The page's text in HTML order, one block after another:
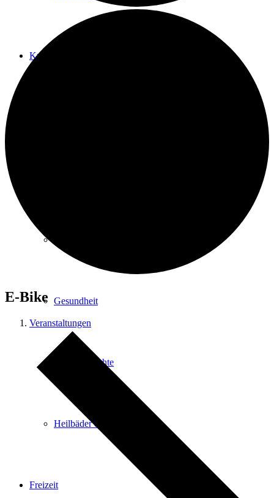
Kur & Tourismus
Gesundheit
Stadtgeschichte
Heilbäder & Kurorte
Freizeit
E-Bike
Veranstaltungen